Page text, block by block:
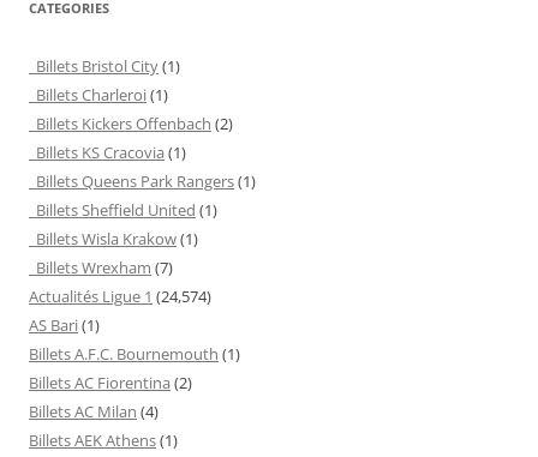
CATEGORIES
Billets Bristol City(1)
Billets Charleroi(1)
Billets Kickers Offenbach (2)
Billets KS Cracovia (1)
Billets Queens Park Rangers(1)
Billets Sheffield United (1)
Billets Wisla Krakow(1)
Billets Wrexham (7)
Actualités Ligue 1 (24,574)
AS Bari(1)
Billets A.F.C. Bournemouth (1)
Billets AC Fiorentina (2)
Billets AC Milan (4)
Billets AEK Athens(1)